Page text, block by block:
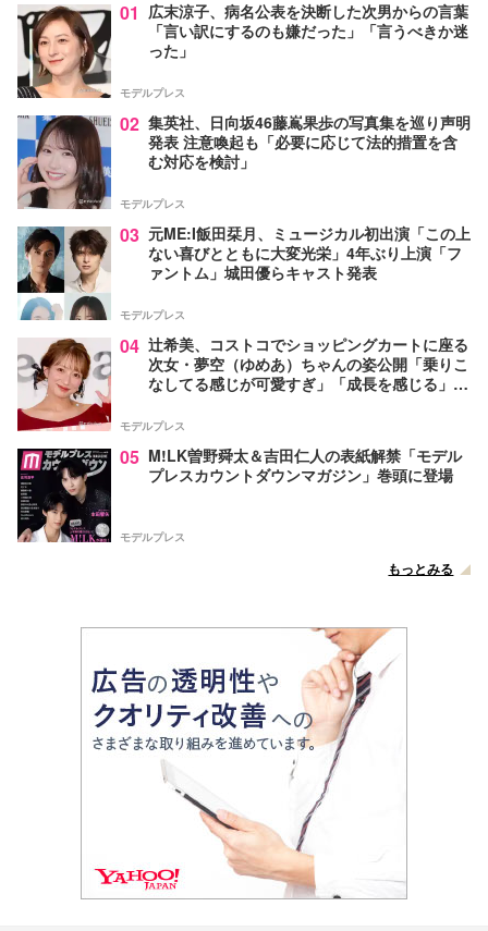
01 広末涼子、病名公表を決断した次男からの言葉
「言い訳にするのも嫌だった」「言うべきか迷
った」
モデルプレス
02 集英社、日向坂46藤嶌果歩の写真集を巡り声明
発表 注意喚起も「必要に応じて法的措置を含
む対応を検討」
モデルプレス
03 元ME:I飯田栞月、ミュージカル初出演「この上
ない喜びとともに大変光栄」4年ぶり上演「フ
ァントム」城田優らキャスト発表
モデルプレス
04 辻希美、コストコでショッピングカートに座る
次女・夢空（ゆめあ）ちゃんの姿公開「乗りこ
なしてる感じが可愛すぎ」「成長を感じる」の
モデルプレス
05 M!LK曽野舜太＆吉田仁人の表紙解禁「モデル
プレスカウントダウンマガジン」巻頭に登場
モデルプレス
もっとみる